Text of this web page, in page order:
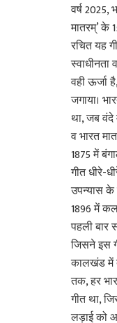
वर्ष 2025,
मातरम्’ के
रचित यह
वही ऊर्जा
जगाया।
था, जब वंदे
व भारत
1875 में
गीत धीरे-
उपन्यास के
1896 में
पहली बार
जिसने इस
कालखंड में
तक, हर
गीत था,
लड़ाई को